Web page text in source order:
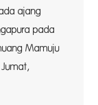
ajang
pada
Mamuju